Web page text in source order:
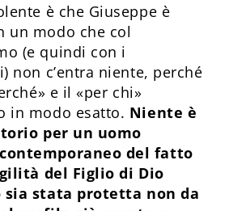
è che Giuseppe è
un modo che col
(e quindi con i
non c’entra niente, perché
e il «per chi»
in modo esatto. Niente è
per un uomo
del fatto
del Figlio di Dio
sia stata protetta non da